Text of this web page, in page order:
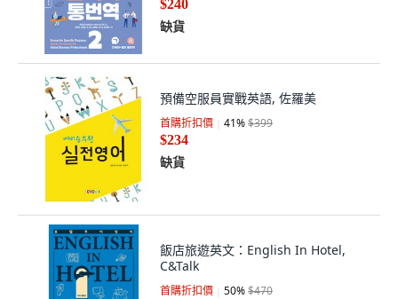
$240
缺貨
預備空服員實戰英語, 佐羅美
首購折扣價 41%$399
$234
缺貨
飯店旅遊英文：English In Hotel,
C&Talk
首購折扣價 50%$470